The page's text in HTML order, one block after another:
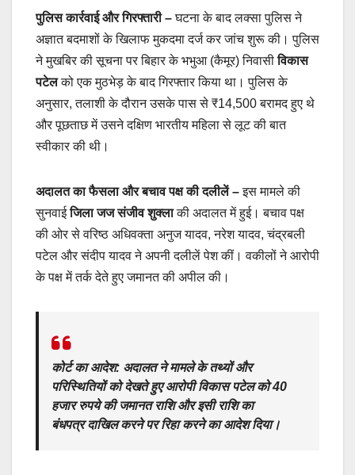
पुलिस कार्रवाई और गिरफ्तारी –घटना के बाद लक्सा पुलिस ने
अज्ञात बदमाशों के खिलाफ मुकदमा दर्ज कर जांच शुरू की। पुलिस
ने मुखबिर की सूचना पर बिहार के भभुआ (कैमूर) निवासीविकास
पटेलको एक मुठभेड़ के बाद गिरफ्तार किया था। पुलिस के
अनुसार, तलाशी के दौरान उसके पास से ₹14,500 बरामद हुए थे
और पूछताछ में उसने दक्षिण भारतीय महिला से लूट की बात
स्वीकार की थी।
अदालत का फैसला और बचाव पक्ष की दलीलें –इस मामले की
सुनवाईजिला जज संजीव शुक्लाकी अदालत में हुई। बचाव पक्ष
की ओर से वरिष्ठ अधिवक्ता अनुज यादव, नरेश यादव, चंद्रबली
पटेल और संदीप यादव ने अपनी दलीलें पेश कीं। वकीलों ने आरोपी
के पक्ष में तर्क देते हुए जमानत की अपील की।
कोर्ट का आदेश: अदालत ने मामले के तथ्यों और
परिस्थितियों को देखते हुए आरोपी विकास पटेल को40
हजार रुपये की जमानत राशिऔर इसी राशि का
बंधपत्र दाखिल करने पर रिहा करने का आदेश दिया।